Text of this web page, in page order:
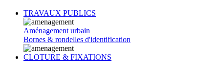
TRAVAUX PUBLICS
Aménagement urbain
Bornes & rondelles d'identification
CLOTURE & FIXATIONS